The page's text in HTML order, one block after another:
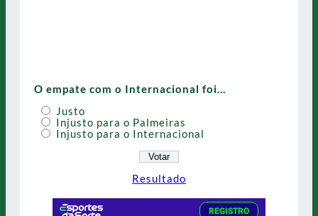
O empate com o Internacional foi…
Justo
Injusto para o Palmeiras
Injusto para o Internacional
Resultado